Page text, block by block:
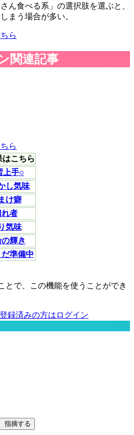
ん食べる系」の選択肢を選ぶと、
まう場合が多い。
ら
関連記事
ら
こちら
上手○
し気味
け癖
れ者
気味
輝き
だ準備中
とで、この機能を使うことができ
登録済みの方はログイン
指摘する